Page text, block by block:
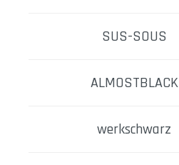
SUS-SOUS
ALMOSTBLACK
werkschwarz